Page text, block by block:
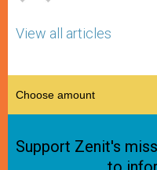
View all articles